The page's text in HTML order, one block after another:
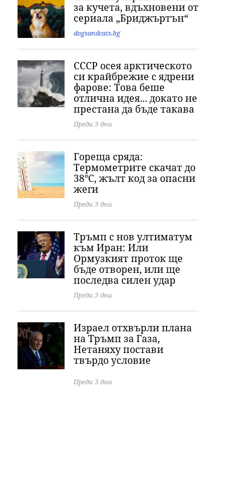
за кучета, вдъхновени от
сериала „Бриджъртън“
dogsandcats.bg
СССР осея арктическото
си крайбрежие с ядрени
фарове: Това беше
отлична идея... докато не
престана да бъде такава
Преди 3 дни
Гореща сряда:
Термометрите скачат до
38°C, жълт код за опасни
жеги
Преди 3 дни
Тръмп с нов ултиматум
към Иран: Или
Ормузкият проток ще
бъде отворен, или ще
последва силен удар
Преди 3 дни
Израел отхвърли плана
на Тръмп за Газа,
Нетаняху постави
твърдо условие
Преди 3 дни